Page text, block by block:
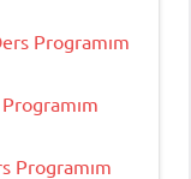
Programım
Programım